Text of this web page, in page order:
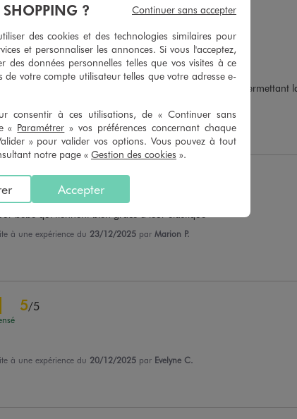
1/ 5
ils sont très mal conçus. Les élastiques permettant
5/5
bébé qui tiennent bien grâce à leur élastique
à une expérience du 23/12/2025 par Marion P.
5/5
à une expérience du 20/12/2025 par Evelyne C.
SHOPPING ?
des cookies et des technologies similaires pour
et personnaliser les annonces. Si vous l'acceptez,
des données personnelles telles que vos visites à ce
de votre compte utilisateur telles que votre adresse e-
consentir à ces utilisations, de « Continuer sans
« Paramétrer » vos préférences concernant chaque
» pour valider vos options. Vous pouvez à tout
notre page « Gestion des cookies ».
Accepter
Continuer sans accepter